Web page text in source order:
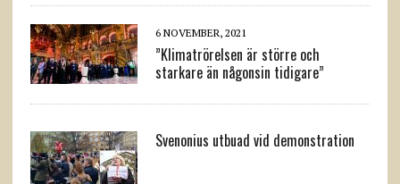
6 NOVEMBER, 2021
”Klimatrörelsen är större och
starkare än någonsin tidigare”
Svenonius utbuad vid demonstration